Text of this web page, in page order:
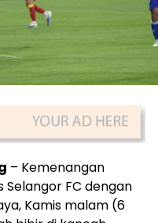
– Kemenangan
FC dengan
Kamis malam (6